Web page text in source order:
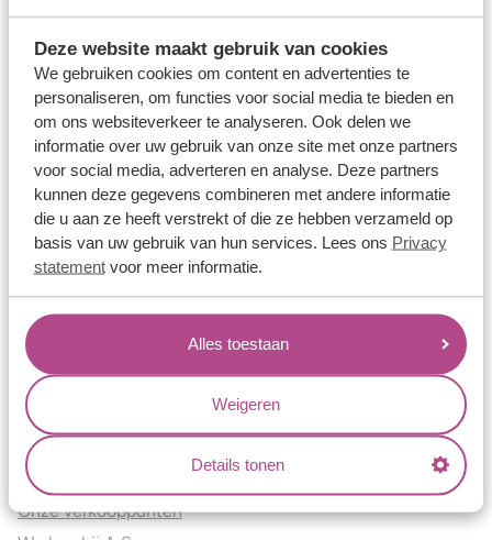
Deze website maakt gebruik van cookies
We gebruiken cookies om content en advertenties te
personaliseren, om functies voor social media te bieden en
om ons websiteverkeer te analyseren. Ook delen we
informatie over uw gebruik van onze site met onze partners
voor social media, adverteren en analyse. Deze partners
kunnen deze gegevens combineren met andere informatie
die u aan ze heeft verstrekt of die ze hebben verzameld op
basis van uw gebruik van hun services. Lees ons Privacy
statementvoor meer informatie.
Alles toestaan
Weigeren
Details tonen
Memoireringen
Verlovingsringen
Vriendschapsringen
Over ons
Aller Spanninga
Historie
Certificaten
Blogs
Jouw voordelen
Conflictvrije Materialen
Oneindig veel mogelijkheden
Kwaliteit
Juweliers & Contact
Onze verkooppunten